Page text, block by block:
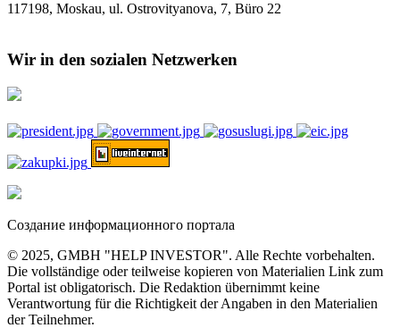
117198, Moskau, ul. Ostrovityanova, 7, Büro 22
Wir in den sozialen Netzwerken
Создание информационного портала
© 2025, GMBH "HELP INVESTOR". Alle Rechte vorbehalten.
Die vollständige oder teilweise kopieren von Materialien Link zum
Portal ist obligatorisch. Die Redaktion übernimmt keine
Verantwortung für die Richtigkeit der Angaben in den Materialien
der Teilnehmer.